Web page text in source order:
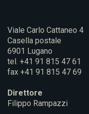
Viale Carlo Cattaneo 4
Casella postale
6901 Lugano
tel. +41 91 815 47 61
fax +41 91 815 47 69
Direttore
Filippo Rampazzi